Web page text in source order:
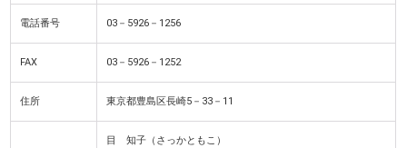
電話番号 03－5926－1256
FAX 03－5926－1252
住所 東京都豊島区長崎5－33－11
目 知子（さっかともこ）